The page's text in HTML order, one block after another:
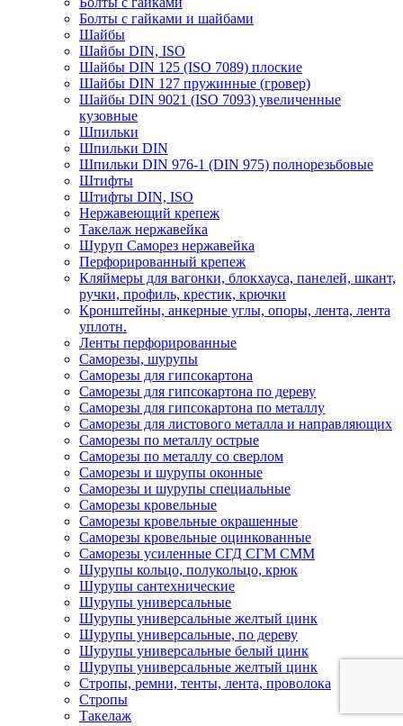
Болты с гайками и шайбами
Шайбы
Шайбы DIN, ISO
Шайбы DIN 125 (ISO 7089) плоские
Шайбы DIN 127 пружинные (гровер)
Шайбы DIN 9021 (ISO 7093) увеличенные
кузовные
Шпильки
Шпильки DIN
Шпильки DIN 976-1 (DIN 975) полнорезьбовые
Штифты
Штифты DIN, ISO
Нержавеющий крепеж
Такелаж нержавейка
Шуруп Саморез нержавейка
Перфорированный крепеж
Кляймеры для вагонки, блокхауса, панелей, шкант,
ручки, профиль, крестик, крючки
Кронштейны, анкерные углы, опоры, лента, лента
уплотн.
Ленты перфорированные
Саморезы, шурупы
Саморезы для гипсокартона
Саморезы для гипсокартона по дереву
Саморезы для гипсокартона по металлу
Саморезы для листового металла и направляющих
Саморезы по металлу острые
Саморезы по металлу со сверлом
Саморезы и шурупы оконные
Саморезы и шурупы специальные
Саморезы кровельные
Саморезы кровельные окрашенные
Саморезы кровельные оцинкованные
Саморезы усиленные СГД СГМ СММ
Шурупы кольцо, полукольцо, крюк
Шурупы сантехнические
Шурупы универсальные
Шурупы универсальные желтый цинк
Шурупы универсальные, по дереву
Шурупы универсальные белый цинк
Шурупы универсальные желтый цинк
Стропы, ремни, тенты, лента, проволока
Стропы
Такелаж